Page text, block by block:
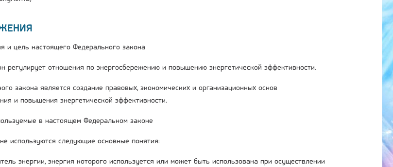
и цель настоящего Федерального закона
регулирует отношения по энергосбережению и повышению энергетической эффективности.
закона является создание правовых, экономических и организационных основ
и повышения энергетической эффективности.
в настоящем Федеральном законе
используются следующие основные понятия:
энергии, энергия которого используется или может быть использована при осуществлении